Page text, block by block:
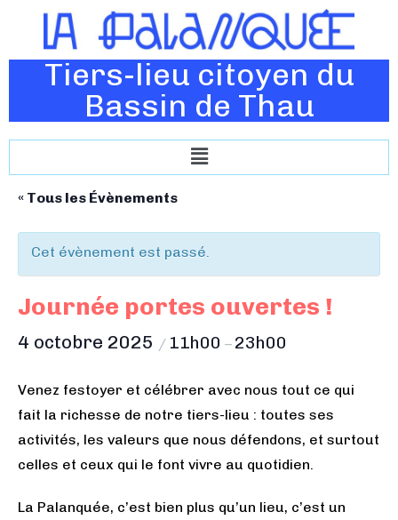
Tiers-lieu citoyen du
Bassin de Thau
« Tous les Évènements
Cet évènement est passé.
Journée portes ouvertes !
4 octobre 2025 / 11h00 – 23h00
Venez festoyer et célébrer avec nous tout ce qui
fait la richesse de notre tiers-lieu : toutes ses
activités, les valeurs que nous défendons, et surtout
celles et ceux qui le font vivre au quotidien.
La Palanquée, c’est bien plus qu’un lieu, c’est un